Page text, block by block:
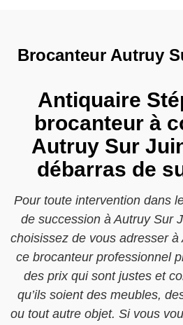
Brocanteur Autruy
Antiquaire
brocanteur à
Autruy Sur
débarras de
Pour toute intervention dans
de succession à Autruy Sur
choisissez de vous adresser à
ce brocanteur professionnel
des prix qui sont justes et
qu’ils soient des meubles,
ou tout autre objet. Si vous